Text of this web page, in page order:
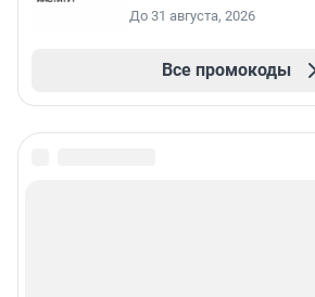
До 31 августа, 2026
Все промокоды